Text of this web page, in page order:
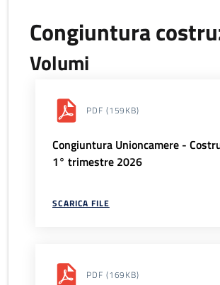
Congiuntura
Volumi
PDF (159KB)
Congiuntura Unioncamere -
1° trimestre 2026
SCARICA FILE
PDF (169KB)